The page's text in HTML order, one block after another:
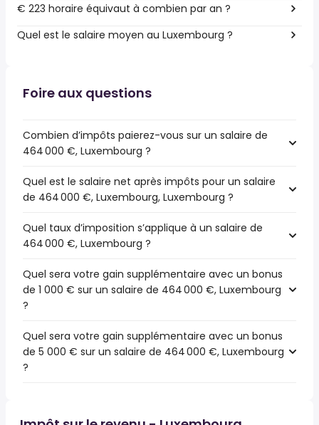
€ 223 horaire équivaut à combien par an ?
Quel est le salaire moyen au Luxembourg ?
Foire aux questions
Combien d’impôts paierez-vous sur un salaire de
464 000 €, Luxembourg ?
Quel est le salaire net après impôts pour un salaire
de 464 000 €, Luxembourg, Luxembourg ?
Quel taux d’imposition s’applique à un salaire de
464 000 €, Luxembourg ?
Quel sera votre gain supplémentaire avec un bonus
de 1 000 € sur un salaire de 464 000 €, Luxembourg
?
Quel sera votre gain supplémentaire avec un bonus
de 5 000 € sur un salaire de 464 000 €, Luxembourg
?